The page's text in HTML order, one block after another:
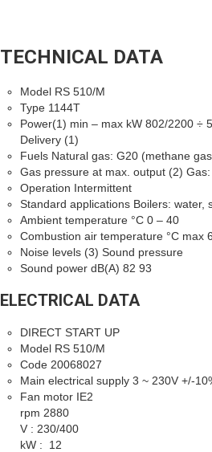
TECHNICAL DATA
Model RS 510/M
Type 1144T
Power(1) min – max kW 802/2200 ÷
Delivery (1)
Fuels Natural gas: G20 (methane
Gas pressure at max. output (2)
Operation Intermittent
Standard applications Boilers: water,
Ambient temperature °C 0 – 40
Combustion air temperature °C max
Noise levels (3) Sound pressure
Sound power dB(A) 82 93
ELECTRICAL DATA
DIRECT START UP
Model RS 510/M
Code 20068027
Main electrical supply 3 ~ 230V +/-
Fan motor IE2
rpm 2880
V : 230/400
kW : 12